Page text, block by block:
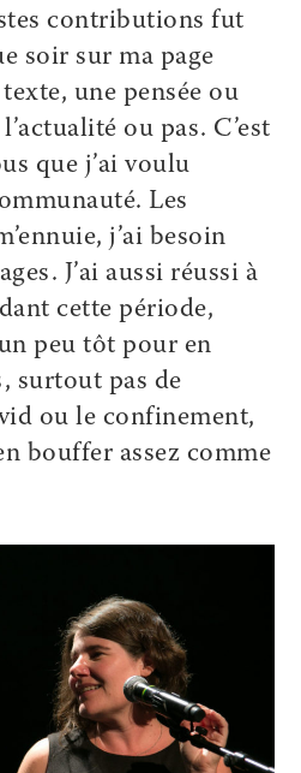
contributions fut
soir sur ma page
une pensée ou
ou pas. C’est
que j’ai voulu
Les
j’ai besoin
J’ai aussi réussi à
cette période,
peu tôt pour en
surtout pas de
ou le confinement,
bouffer assez comme